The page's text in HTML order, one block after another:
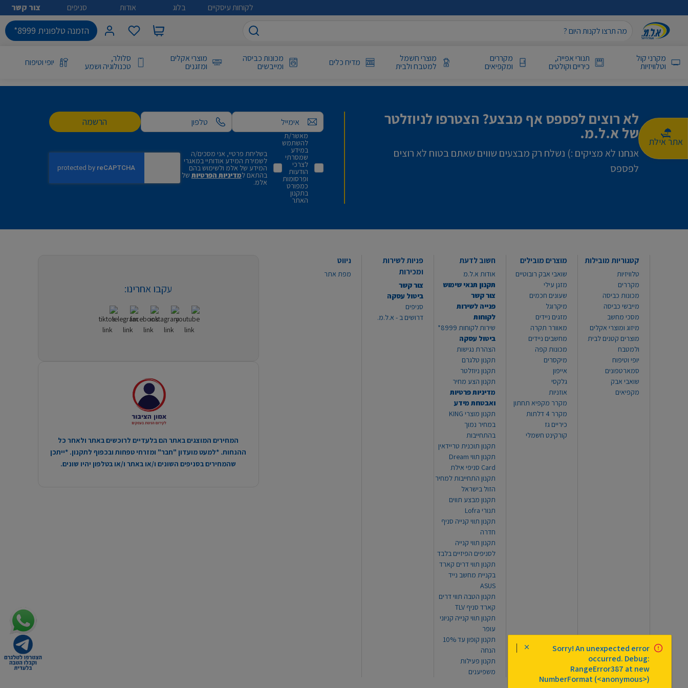
אתר אילת
לקוחות עיסקיים בלוג אודות סניפים צור קשר
הזמנה טלפונית 8999*
מקרני קול
וטלוויזיות
תנורי אפייה,
כיריים וקולטים
מקררים
ומקפיאים
מוצרי חשמל
למטבח ולבית מדיח כלים מכונות כביסה
ומייבשים
מוצרי אקלים
ומזגנים
סלולר,
טכנולוגיה ושמע יופי וטיפוח
לא רוצים לפספס אף מבצע? הצטרפו לניוזלטר
של א.ל.מ.
אנחנו לא מציקים :) נשלח רק מבצעים שווים שאתם בטוח לא רוצים
לפספס
אימייל הרשמה
מאשר/ת
להשתמש
במידע
שמסרתי
לצרכי
הודעות
ופרסומות
כמפורט
בתקנון
האתר
בשליחת פרטיי, אני מסכים/ה
לשמירת המידע אודותיי במאגרי
המידע של אלמ ולשימוש בהם
בהתאם למדיניות הפרטיות של
אלמ.
קטגוריות מובילות
טלוויזיות
מקררים
מכונות כביסה
מייבשי כביסה
מסכי מחשב
מיזוג ומוצרי אקלים
מוצרים קטנים לבית
ולמטבח
יופי וטיפוח
סמארטפונים
שואבי אבק
מקפיאים
מוצרים מובילים
שואבי אבק רובוטיים
מזגן עילי
שעונים חכמים
מיקרוגל
מזגים ניידים
מאוורר תקרה
מחשבים ניידים
מכונות קפה
מיקסרים
אייפון
גלקסי
אוזניות
מקרר מקפיא תחתון
מקרר 4 דלתות
כיריים גז
קורקינט חשמלי
חשוב לדעת
אודות א.ל.מ
תקנון תנאי שימוש
צור קשר
פנייה לשירות
לקוחות
שירות לקוחות 8999*
ביטול עסקה
הצהרת נגישות
תקנון טלגרם
תקנון ניוזלטר
תקנון הצע מחיר
מדיניות פרטיות
ואבטחת מידע
תקנון מוצרי KING
במחיר נמוך
בהתחייבות
תקנון תוכנית טריידאין
תקנון תווי Dream
Card סניפי אילת
תקנון התחייבות למחיר
הזול בישראל
תקנון מבצע תווים
תנורי Lofra
תקנון תווי קנייה סניף
חדרה
תקנון תווי קנייה
לסניפים הפיזיים בלבד
תקנון תווי דרים קארד
בקניית מחשב נייד
ASUS
תקנון הטבה תווי דרים
קארד סניף TLV
תקנון תווי קנייה קניוני
עופר
תקנון קופון עד 10%
הנחה
תקנון פעילות
משפיענים
פניות לשירות
ומכירות
צור קשר
ביטול עסקה
סניפים
דרושים ב - א.ל.מ.
ניווט
מפת אתר
עקבו אחרינו:
המחירים המוצגים באתר הם בלעדיים לרוכשים באתר ולאחר כל
ההנחות. *למעט מועדון "חבר" ומזרחי טפחות ובכפוף לתקנון. *ייתכן
שהמחירים בסניפים השונים ו/או באתר ו/או בטלפון יהיו שונים.
Sorry! An unexpected error
occurred. Debug:
RangeError387 at new
NumberFormat (<anonymous>)